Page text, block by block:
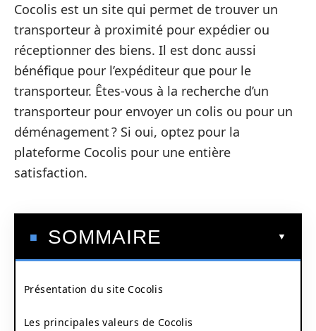
Cocolis est un site qui permet de trouver un
transporteur à proximité pour expédier ou
réceptionner des biens. Il est donc aussi
bénéfique pour l’expéditeur que pour le
transporteur. Êtes-vous à la recherche d’un
transporteur pour envoyer un colis ou pour un
déménagement ? Si oui, optez pour la
plateforme Cocolis pour une entière
satisfaction.
SOMMAIRE
Présentation du site Cocolis
Les principales valeurs de Cocolis